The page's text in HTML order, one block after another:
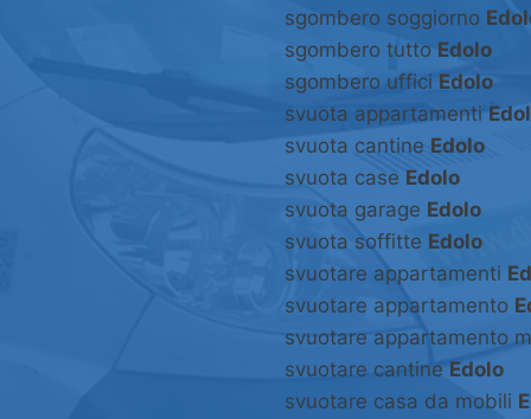
sgombero soggiorno
sgombero tutto Edolo
sgombero uffici Edolo
svuota appartamenti
svuota cantine Edolo
svuota case Edolo
svuota garage Edolo
svuota soffitte Edolo
svuotare appartamenti
svuotare appartamento
svuotare appartamento
svuotare cantine Edolo
svuotare casa da mobili